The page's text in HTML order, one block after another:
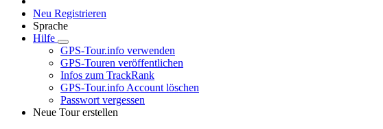
Neu Registrieren
Sprache
Hilfe
GPS-Tour.info verwenden
GPS-Touren veröffentlichen
Infos zum TrackRank
GPS-Tour.info Account löschen
Passwort vergessen
Neue Tour erstellen